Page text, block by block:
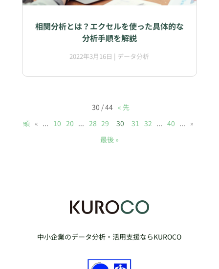
相関分析とは？エクセルを使った具体的な
分析手順を解説
2022年3月16日 | データ分析
30 / 44 « 先
頭 « ... 10 20 ... 28 29 30 31 32 ... 40 ... »
最後 »
中小企業のデータ分析・活用支援ならKUROCO